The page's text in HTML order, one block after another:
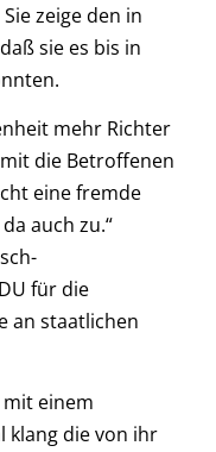
zeige den in
sie es bis in
mehr Richter
die Betroffenen
eine fremde
auch zu.“
für die
an staatlichen
einem
klang die von ihr